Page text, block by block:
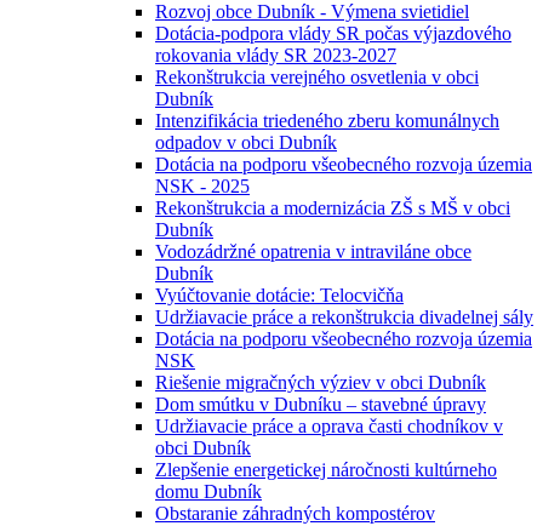
Rozvoj obce Dubník - Výmena svietidiel
Dotácia-podpora vlády SR počas výjazdového
rokovania vlády SR 2023-2027
Rekonštrukcia verejného osvetlenia v obci
Dubník
Intenzifikácia triedeného zberu komunálnych
odpadov v obci Dubník
Dotácia na podporu všeobecného rozvoja územia
NSK - 2025
Rekonštrukcia a modernizácia ZŠ s MŠ v obci
Dubník
Vodozádržné opatrenia v intraviláne obce
Dubník
Vyúčtovanie dotácie: Telocvičňa
Udržiavacie práce a rekonštrukcia divadelnej sály
Dotácia na podporu všeobecného rozvoja územia
NSK
Riešenie migračných výziev v obci Dubník
Dom smútku v Dubníku – stavebné úpravy
Udržiavacie práce a oprava časti chodníkov v
obci Dubník
Zlepšenie energetickej náročnosti kultúrneho
domu Dubník
Obstaranie záhradných kompostérov